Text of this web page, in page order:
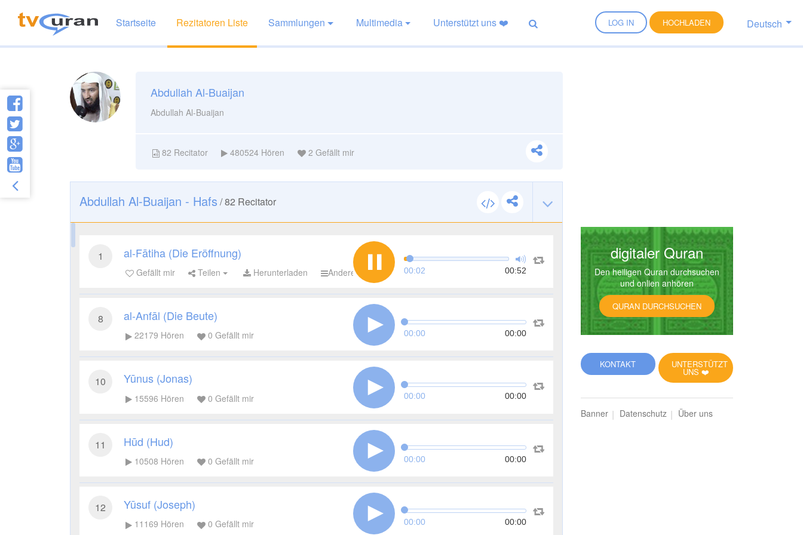
LOG IN HOCHLADEN Deutsch
Startseite Rezitatoren Liste Sammlungen Multimedia Unterstützt uns ❤️
Abdullah Al-Buaijan
Abdullah Al-Buaijan
82 Recitator 480524 Hören 2 Gefällt mir
Abdullah Al-Buaijan - Hafs /82 Recitator
1 al-Fātiha (Die Eröffnung)
Gefällt mir Teilen Herunterladen Andere 00:03 00:52
8 al-Anfāl (Die Beute)
22179 Hören 0 Gefällt mir 00:00 00:00
10 Yūnus (Jonas)
15596 Hören 0 Gefällt mir 00:00 00:00
11 Hūd (Hud)
10508 Hören 0 Gefällt mir 00:00 00:00
12 Yūsuf (Joseph)
11169 Hören 0 Gefällt mir 00:00 00:00
digitaler Quran
Den heiligen Quran durchsuchen
und onlien anhören
QURAN DURCHSUCHEN
UNTERSTÜTZT
UNS ❤️
KONTAKT
Banner Datenschutz Über uns